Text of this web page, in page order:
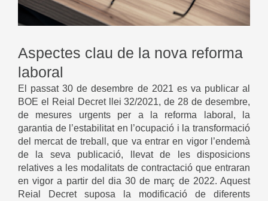
Aspectes clau de la nova reforma
laboral
El passat 30 de desembre de 2021 es va publicar al
BOE el Reial Decret llei 32/2021, de 28 de desembre,
de mesures urgents per a la reforma laboral, la
garantia de l’estabilitat en l’ocupació i la transformació
del mercat de treball, que va entrar en vigor l’endemà
de la seva publicació, llevat de les disposicions
relatives a les modalitats de contractació que entraran
en vigor a partir del dia 30 de març de 2022. Aquest
Reial Decret suposa la modificació de diferents